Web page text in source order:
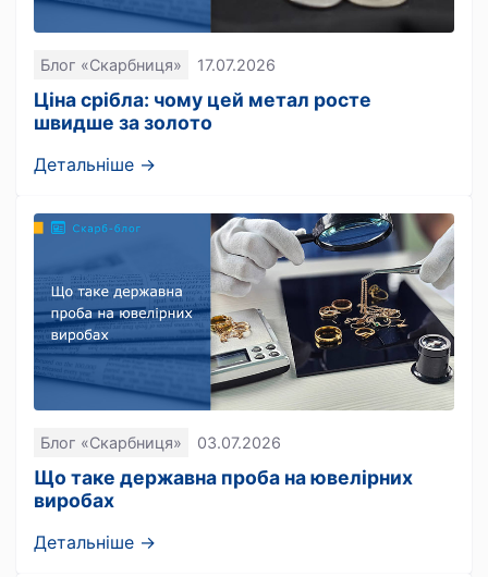
Блог «Скарбниця» 17.07.2026
Ціна срібла: чому цей метал росте
швидше за золото
Детальніше →
Блог «Скарбниця» 03.07.2026
Що таке державна проба на ювелірних
виробах
Детальніше →